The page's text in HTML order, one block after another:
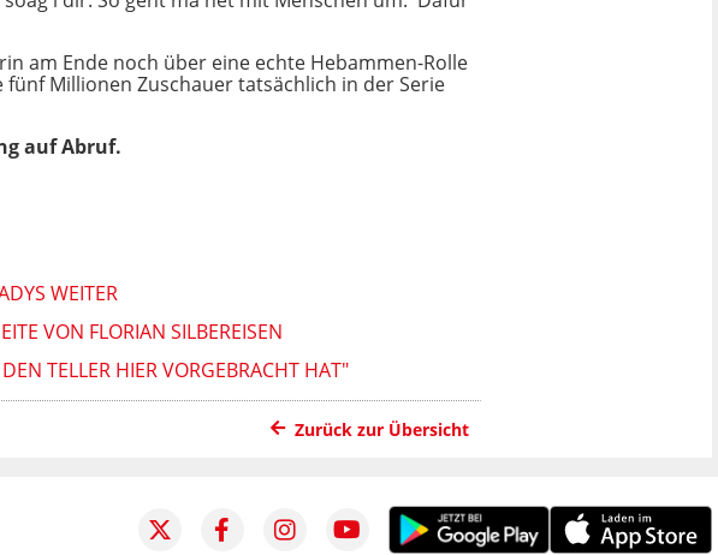
am Ende noch über eine echte Hebammen-Rolle
fünf Millionen Zuschauer tatsächlich in der Serie
auf Abruf.
WEITER
VON FLORIAN SILBEREISEN
TELLER HIER VORGEBRACHT HAT"
Zurück zur Übersicht